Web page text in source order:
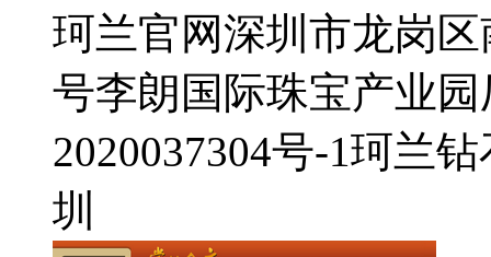
珂兰官网深圳市龙岗
号李朗国际珠宝产业
2020037304号-1珂兰钻
圳